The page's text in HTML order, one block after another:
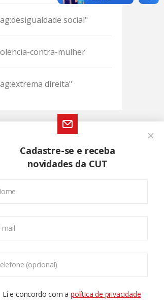
social"
contra-mulher
direita"
Cadastre-se e receba
novidades da CUT
mail
(opcional)
Lí e concordo com apolítica de privacidade
saber mais